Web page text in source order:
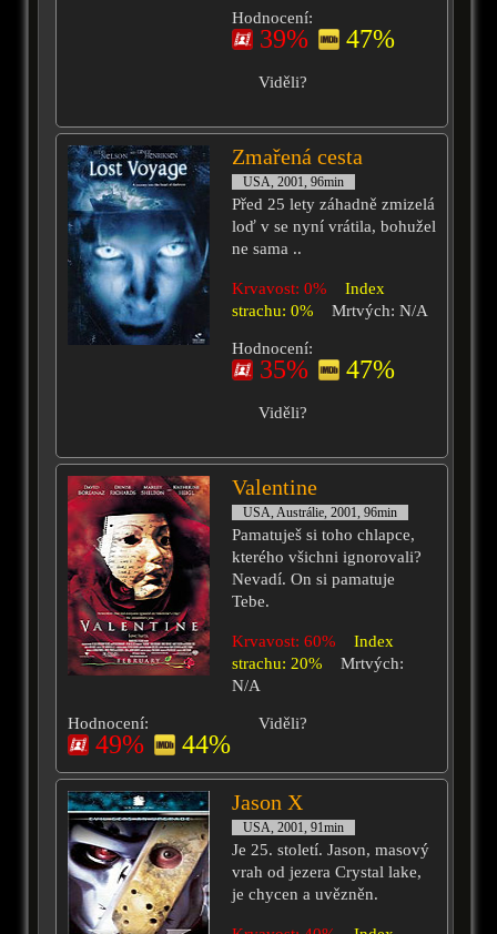
Hodnocení:
39% 47%
Viděli?
Zmařená cesta
USA, 2001, 96min
Před 25 lety záhadně zmizelá
loď v se nyní vrátila, bohužel
ne sama ..
Krvavost: 0%
Index
strachu: 0%
Mrtvých: N/A
Hodnocení:
35% 47%
Viděli?
Valentine
USA, Austrálie, 2001, 96min
Pamatuješ si toho chlapce,
kterého všichni ignorovali?
Nevadí. On si pamatuje
Tebe.
Krvavost: 60%
Index
strachu: 20%
Mrtvých:
N/A
Hodnocení:
49% 44%
Viděli?
Jason X
USA, 2001, 91min
Je 25. století. Jason, masový
vrah od jezera Crystal lake,
je chycen a uvězněn.